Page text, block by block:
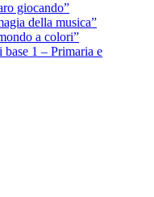
giocando”
della musica”
a colori”
1 – Primaria e